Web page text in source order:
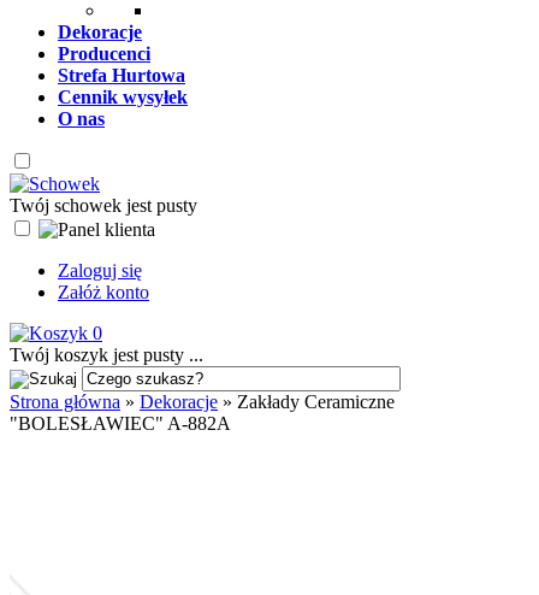
Dekoracje
Producenci
Strefa Hurtowa
Cennik wysyłek
O nas
Twój schowek jest pusty
Zaloguj się
Załóż konto
0
Twój koszyk jest pusty ...
Strona główna » Dekoracje » Zakłady Ceramiczne
"BOLESŁAWIEC" A-882A